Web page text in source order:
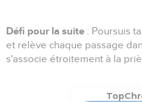
Défi pour la suite : Poursuis
et relève chaque passage
s'associe étroitement à la